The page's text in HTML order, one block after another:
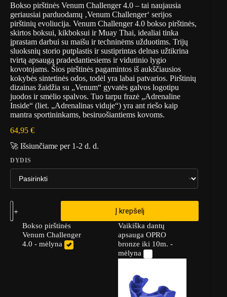
Bokso pirštinės Venum Challenger 4.0 – tai naujausia
geriausiai parduodamų ‚Venum Challenger‘ serijos
pirštinių evoliucija. Venum Challenger 4.0 bokso pirštinės,
skirtos boksui, kikboksui ir Muay Thai, idealiai tinka
įprastam darbui su maišu ir techninėms užduotims. Trijų
sluoksnių storio putplastis ir sustiprintas delnas užtikrina
tvirtą apsaugą pradedantiesiems ir vidutinio lygio
kovotojams. Šios pirštinės pagamintos iš aukščiausios
kokybės sintetinės odos, todėl yra labai patvarios. Pirštinių
dizainas žaidžia su „Venum“ gyvatės galvos logotipu
juodos ir smėlio spalvos. Tuo tarpu frazė „Adrenaline
Inside“ (liet. „Adrenalinas viduje“) yra ant riešo kaip
mantra sportininkams, besiruošiantiems kovoms.
64,95 €
🚀 Išsiunčiame per 1-2 d. d.
DYDIS
Į krepšelį
Bokso pirštinės
Venum Challenger
4.0 - mėlyna
Vaikiška dantų
apsauga OPRO
bronze iki 10m. -
mėlyna